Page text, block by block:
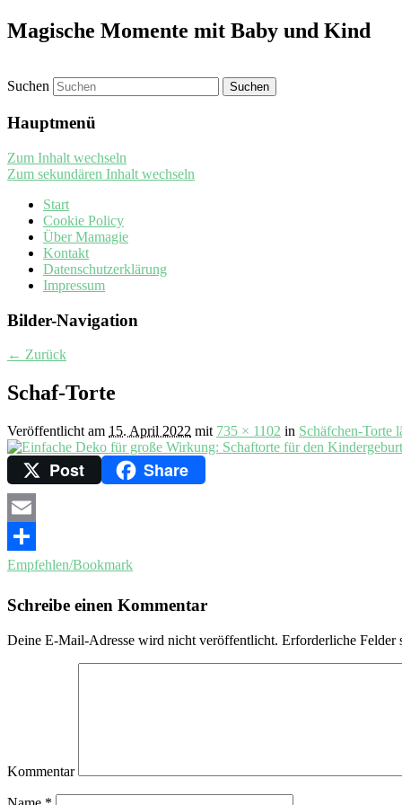
Magische Momente mit Baby und Kind
Suchen
Hauptmenü
Zum Inhalt wechseln
Zum sekundären Inhalt wechseln
Start
Cookie Policy
Über Mamagie
Kontakt
Datenschutzerklärung
Impressum
Bilder-Navigation
← Zurück
Schaf-Torte
Veröffentlicht am 15. April 2022 mit 735 × 1102 in Schäfchen-Torte
Post Share
Email
Empfehlen/Bookmark
Schreibe einen Kommentar
Deine E-Mail-Adresse wird nicht veröffentlicht. Erforderliche Felder
Kommentar